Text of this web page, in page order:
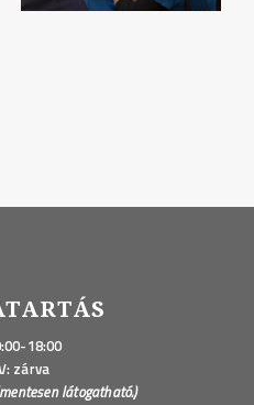
18:00
zárva
látogatható.)